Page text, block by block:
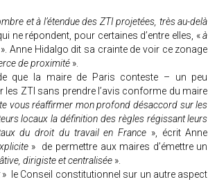
et à l’étendue des ZTI projetées, très au-delà
ne répondent, pour certaines d’entre elles, «à
Anne Hidalgo dit sa crainte de voir ce zonage
de proximité ».
que la maire de Paris conteste – un peu
ZTI sans prendre l’avis conforme du maire
vous réaffirmer mon profond désaccord sur les
locaux la définition des règles régissant leurs
du droit du travail en France », écrit Anne
» de permettre aux maires d’émettre un
dirigiste et centralisée ».
» le Conseil constitutionnel sur un autre aspect